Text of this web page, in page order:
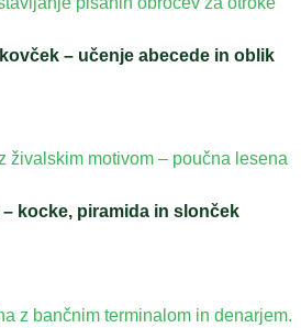
– učenje abecede in oblik
kocke, piramida in slonček